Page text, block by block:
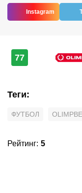
Instagram
77
Теги:
ФУТБОЛ
Рейтинг: 5